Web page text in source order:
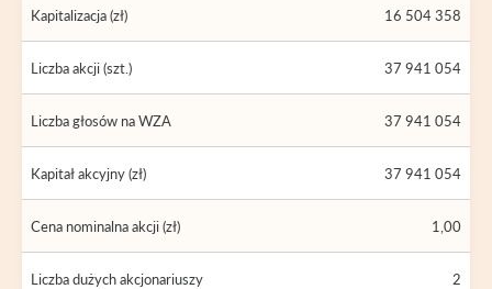
Kapitalizacja (zł) 16 504 358
Liczba akcji (szt.) 37 941 054
Liczba głosów na WZA 37 941 054
Kapitał akcyjny (zł) 37 941 054
Cena nominalna akcji (zł) 1,00
Liczba dużych akcjonariuszy 2